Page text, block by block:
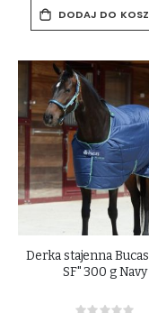
DODAJ DO
Derka stajenna
SF" 300 g Navy